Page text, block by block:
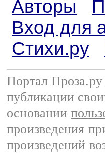
Авторы
Вход для
Стихи.ру
Портал Проза.ру
публикации
основании
произведения
произведений